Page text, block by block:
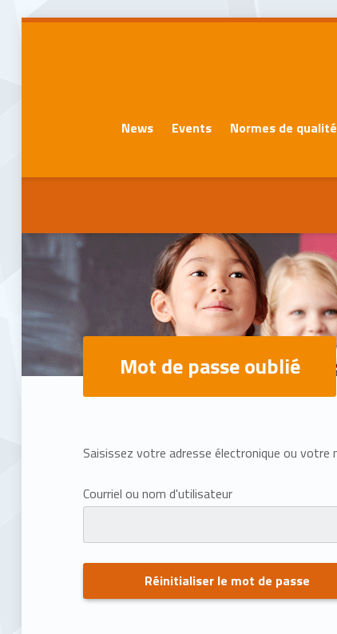
News Events Normes de qualité
Mot de passe oublié
Saisissez votre adresse électronique ou
Courriel ou nom d'utilisateur